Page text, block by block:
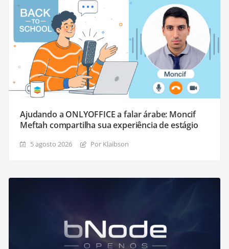
Ajudando a ONLYOFFICE a falar árabe: Moncif
Meftah compartilha sua experiência de estágio
5 agosto 2026 Por Klaibson